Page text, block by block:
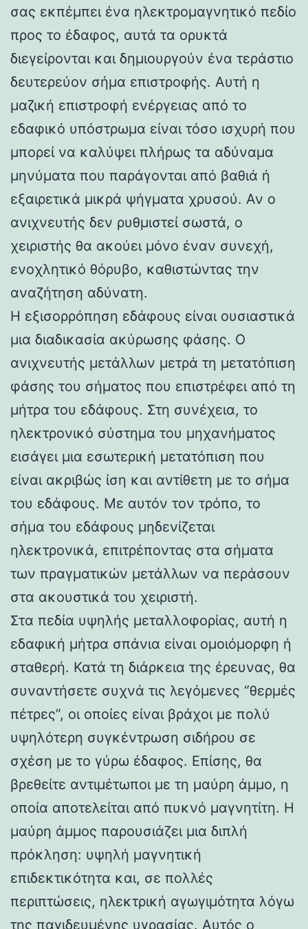
σας εκπέμπει ένα ηλεκτρομαγνητικό πεδίο
προς το έδαφος, αυτά τα ορυκτά
διεγείρονται και δημιουργούν ένα τεράστιο
δευτερεύον σήμα επιστροφής. Αυτή η
μαζική επιστροφή ενέργειας από το
εδαφικό υπόστρωμα είναι τόσο ισχυρή που
μπορεί να καλύψει πλήρως τα αδύναμα
μηνύματα που παράγονται από βαθιά ή
εξαιρετικά μικρά ψήγματα χρυσού. Αν ο
ανιχνευτής δεν ρυθμιστεί σωστά, ο
χειριστής θα ακούει μόνο έναν συνεχή,
ενοχλητικό θόρυβο, καθιστώντας την
αναζήτηση αδύνατη.
Η εξισορρόπηση εδάφους είναι ουσιαστικά
μια διαδικασία ακύρωσης φάσης. Ο
ανιχνευτής μετάλλων μετρά τη μετατόπιση
φάσης του σήματος που επιστρέφει από τη
μήτρα του εδάφους. Στη συνέχεια, το
ηλεκτρονικό σύστημα του μηχανήματος
εισάγει μια εσωτερική μετατόπιση που
είναι ακριβώς ίση και αντίθετη με το σήμα
του εδάφους. Με αυτόν τον τρόπο, το
σήμα του εδάφους μηδενίζεται
ηλεκτρονικά, επιτρέποντας στα σήματα
των πραγματικών μετάλλων να περάσουν
στα ακουστικά του χειριστή.
Στα πεδία υψηλής μεταλλοφορίας, αυτή η
εδαφική μήτρα σπάνια είναι ομοιόμορφη ή
σταθερή. Κατά τη διάρκεια της έρευνας, θα
συναντήσετε συχνά τις λεγόμενες “θερμές
πέτρες”, οι οποίες είναι βράχοι με πολύ
υψηλότερη συγκέντρωση σιδήρου σε
σχέση με το γύρω έδαφος. Επίσης, θα
βρεθείτε αντιμέτωποι με τη μαύρη άμμο, η
οποία αποτελείται από πυκνό μαγνητίτη. Η
μαύρη άμμος παρουσιάζει μια διπλή
πρόκληση: υψηλή μαγνητική
επιδεκτικότητα και, σε πολλές
περιπτώσεις, ηλεκτρική αγωγιμότητα λόγω
της παγιδευμένης υγρασίας. Αυτός ο